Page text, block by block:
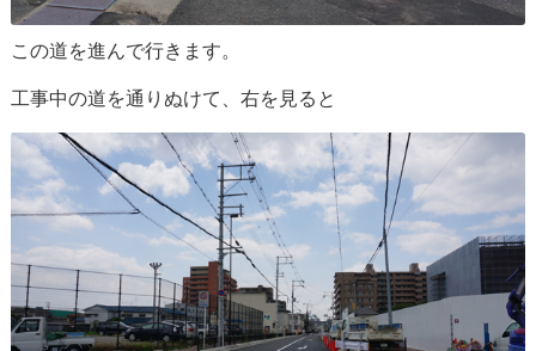
この道を進んで行きます。
工事中の道を通りぬけて、右を見ると